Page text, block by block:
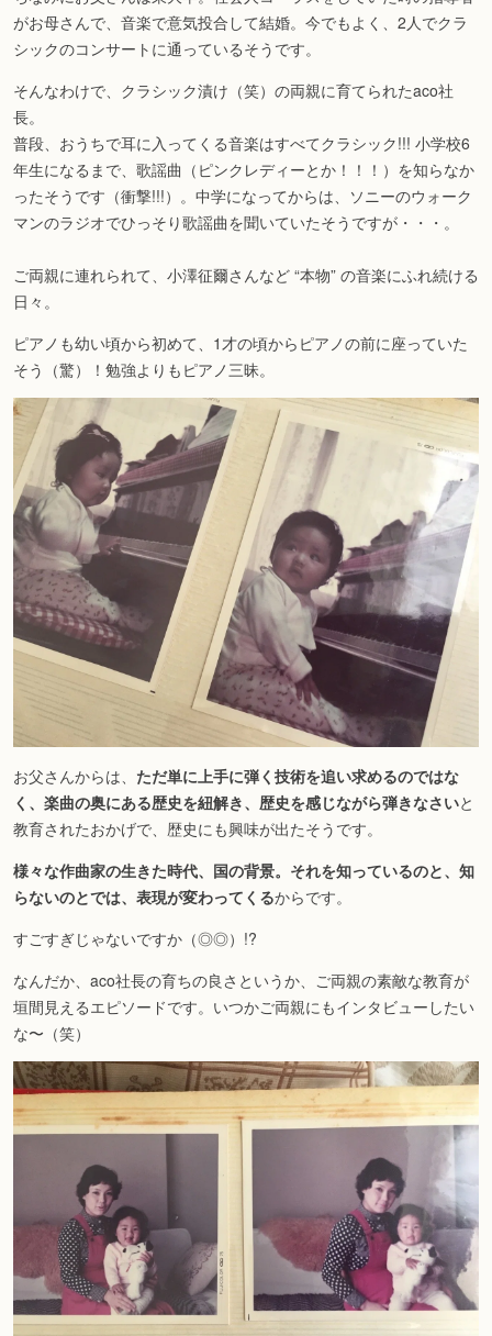
がお母さんで、音楽で意気投合して結婚。今でもよく、2人でクラ
シックのコンサートに通っているそうです。
そんなわけで、クラシック漬け（笑）の両親に育てられたaco社
長。
普段、おうちで耳に入ってくる音楽はすべてクラシック!!! 小学校6
年生になるまで、歌謡曲（ピンクレディーとか！！！）を知らなか
ったそうです（衝撃!!!）。中学になってからは、ソニーのウォーク
マンのラジオでひっそり歌謡曲を聞いていたそうですが・・・。
ご両親に連れられて、小澤征爾さんなど “本物” の音楽にふれ続ける
日々。
ピアノも幼い頃から初めて、1才の頃からピアノの前に座っていた
そう（驚）！勉強よりもピアノ三昧。
お父さんからは、 ただ単に上手に弾く技術を追い求めるのではな
く、楽曲の奥にある歴史を紐解き、歴史を感じながら弾きなさいと
教育されたおかげで、歴史にも興味が出たそうです。
様々な作曲家の生きた時代、国の背景。それを知っているのと、知
らないのとでは、表現が変わってくるからです。
すごすぎじゃないですか（◎◎）!?
なんだか、aco社長の育ちの良さというか、ご両親の素敵な教育が
垣間見えるエピソードです。いつかご両親にもインタビューしたい
な〜（笑）